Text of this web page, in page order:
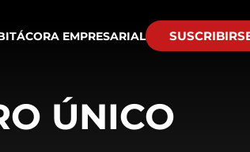
EMPRESARIAL
ÚNICO